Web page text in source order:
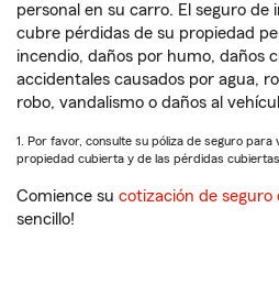
personal en su carro. El seguro
cubre pérdidas de su propiedad
incendio, daños por humo, daños
accidentales causados por agua,
robo, vandalismo o daños al
1. Por favor, consulte su póliza de seguro para
propiedad cubierta y de las pérdidas cubiertas.
Comience su cotización de seguro
sencillo!